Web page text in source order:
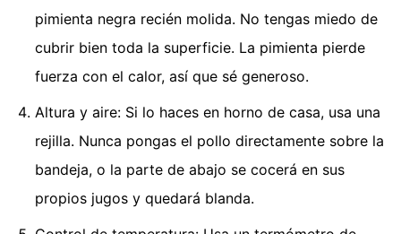
pimienta negra recién molida. No tengas miedo de
cubrir bien toda la superficie. La pimienta pierde
fuerza con el calor, así que sé generoso.
Altura y aire: Si lo haces en horno de casa, usa una
rejilla. Nunca pongas el pollo directamente sobre la
bandeja, o la parte de abajo se cocerá en sus
propios jugos y quedará blanda.